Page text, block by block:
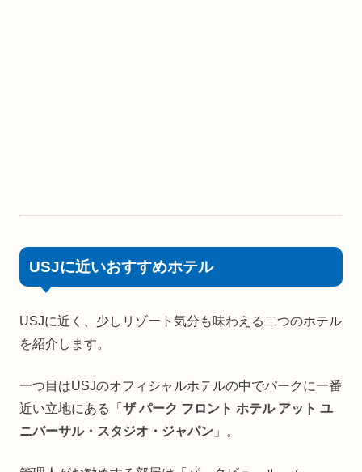
USJに近いおすすめホテル
USJに近く、少しリゾート気分も味わえる二つのホテル
を紹介します。
一つ目はUSJのオフィシャルホテルの中でパークに一番
近い立地にある「 ザ パーク フロント ホテル アット ユ
ニバーサル・スタジオ・ジャパン 」。